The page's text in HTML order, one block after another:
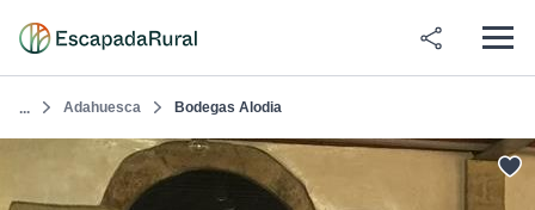
... Adahuesca Bodegas Alodia